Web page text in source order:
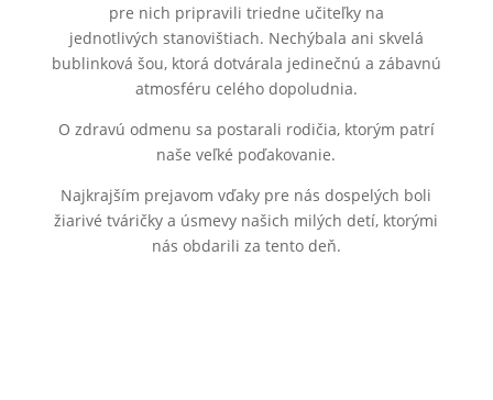
pre nich pripravili triedne učiteľky na
jednotlivých stanovištiach. Nechýbala ani skvelá
bublinková šou, ktorá dotvárala jedinečnú a zábavnú
atmosféru celého dopoludnia.
O zdravú odmenu sa postarali rodičia, ktorým patrí
naše veľké poďakovanie.
Najkrajším prejavom vďaky pre nás dospelých boli
žiarivé tváričky a úsmevy našich milých detí, ktorými
nás obdarili za tento deň.